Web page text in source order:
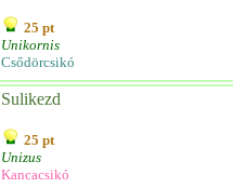
25 pt
Unikornis
Csődörcsikó
Sulikezd
25 pt
Unizus
Kancacsikó